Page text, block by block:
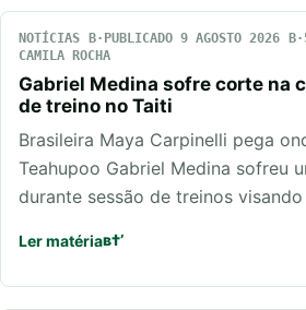
NOTÍCIAS PUBLICADO 9 AGOSTO 2026
CAMILA ROCHA
Gabriel Medina sofre corte na
de treino no Taiti
Brasileira Maya Carpinelli pega
Teahupoo Gabriel Medina sofreu
durante sessão de treinos
Ler matéria